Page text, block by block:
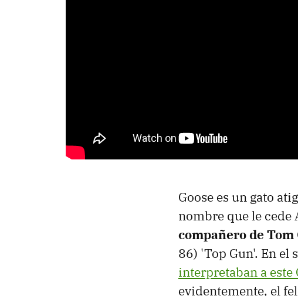
Goose es un gato
nombre que le cede
compañero de Tom
86) 'Top Gun'. En el
interpretaban a este
evidentemente, el